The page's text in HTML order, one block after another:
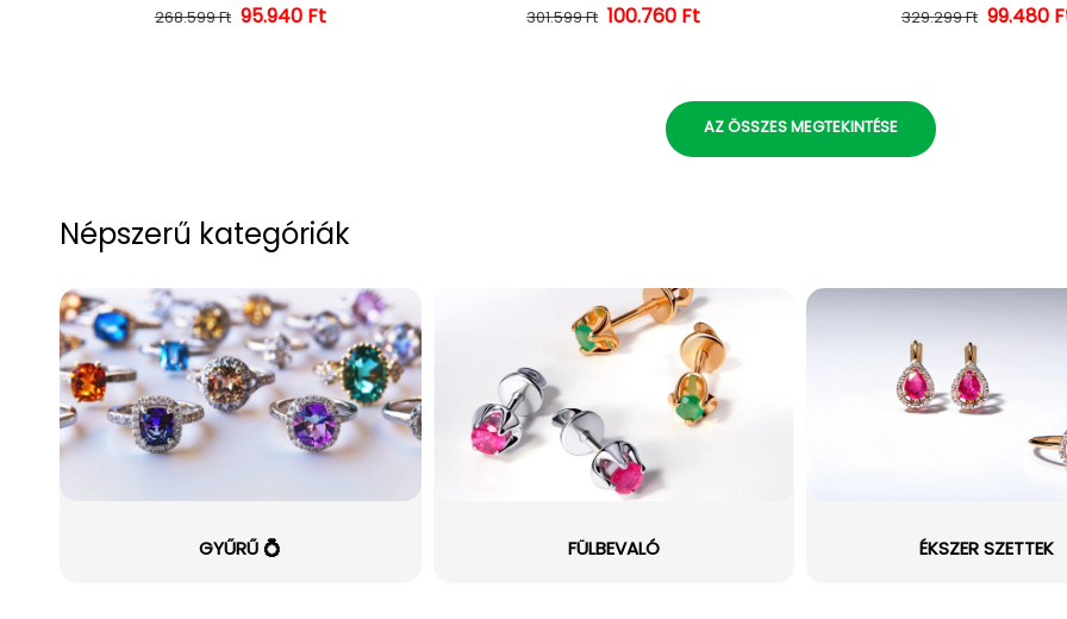
Normál ár
268.599 Ft Kedvezményes ár
95.940 Ft Normál ár
301.599 Ft Kedvezményes ár
100.760 Ft Normál
329.299 Ft 99.480
AZ ÖSSZES MEGTEKINTÉSE
Népszerű kategóriák
GYŰRŰ 💍 FÜLBEVALÓ ÉKSZER SZETTEK